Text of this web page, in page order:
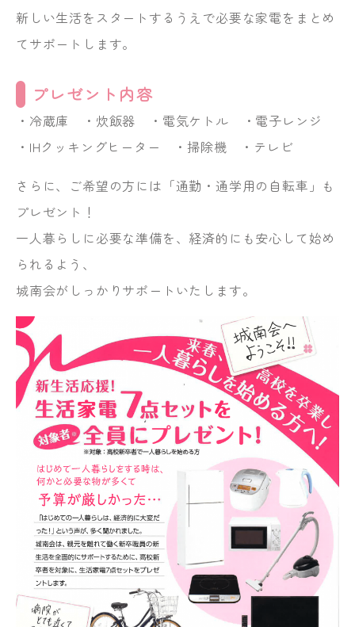
新しい生活をスタートするうえで必要な家電をまとめ
てサポートします。
プレゼント内容
・冷蔵庫 ・炊飯器 ・電気ケトル ・電子レンジ
・IHクッキングヒーター ・掃除機 ・テレビ
さらに、ご希望の方には「通勤・通学用の自転車」も
プレゼント！
一人暮らしに必要な準備を、経済的にも安心して始め
られるよう、
城南会がしっかりサポートいたします。